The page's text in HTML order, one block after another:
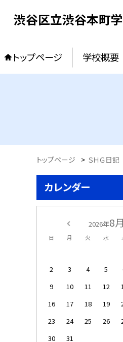
渋谷区立渋谷本町
トップページ 学校概要
トップページ > ＳＨＧ日記
カレンダー
2026年8月
日 月 火 水
2
3 4 5
9
10 11 12
16
17 18 19
23
24 25 26
30
31